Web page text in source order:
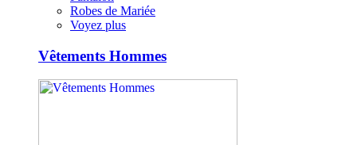
Robes de Mariée
Voyez plus
Vêtements Hommes